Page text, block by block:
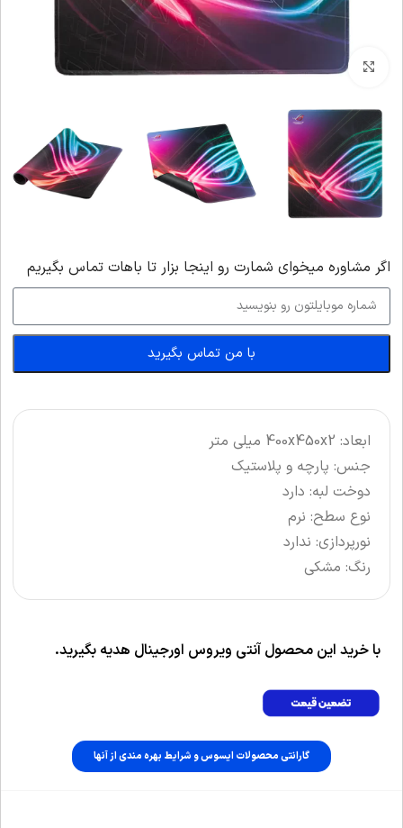
بزرگنمایی تصویر
اگر‌ مشاوره میخوای شمارت رو اینجا بزار تا باهات تماس بگیریم
با من تماس بگیرید
ابعاد: 400x450x2 میلی‌ متر
جنس: پارچه و پلاستیک
دوخت لبه: دارد
نوع سطح: نرم
نورپردازی: ندارد
رنگ: مشکی
با خرید این محصول آنتی ویروس اورجینال هدیه بگیرید.
گارانتی محصولات ایسوس و شرایط بهره مندی از آنها